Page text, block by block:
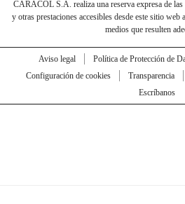
CARACOL S.A. realiza una reserva expresa de
y otras prestaciones accesibles desde este sitio web
medios que resulten
Aviso legal Política de Protección de
Configuración de cookies
Transparencia
Escríbanos